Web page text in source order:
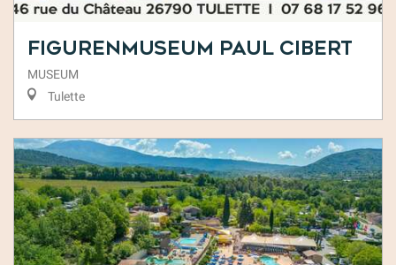
Figurenmuseum Paul Cibert
MUSEUM
Tulette